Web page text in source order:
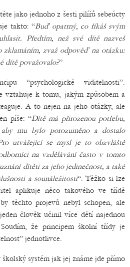
jako jednoho z šesti pilířů sebeúcty
takto: “Buď opatrný, co říkáš svým
Předtím, než své dítě nazveš
zklamáním, zvaž odpověď na otázku:
dítě považovalo?”
“psychologické viditelnosti”.
vztahuje k tomu, jakým způsobem a
A to nejen na jeho otázky, ale
píše: “Dítě má přirozenou potřebu,
mu bylo porozuměno a dostalo
utvářející se mysl je to obzvláště
na vzdělávání často v tomto
dítěti za jeho jedinečnost, a také
a sounáležitosti“. Těžko si lze
aplikuje něco takového ve třídě
těchto projevů nebyl schopen, ale
člověk učinil více dětí najednou
že principem školní třídy je
jednotlivce.
systém jak jej známe jde přímo